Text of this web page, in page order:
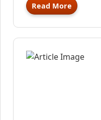
Read More